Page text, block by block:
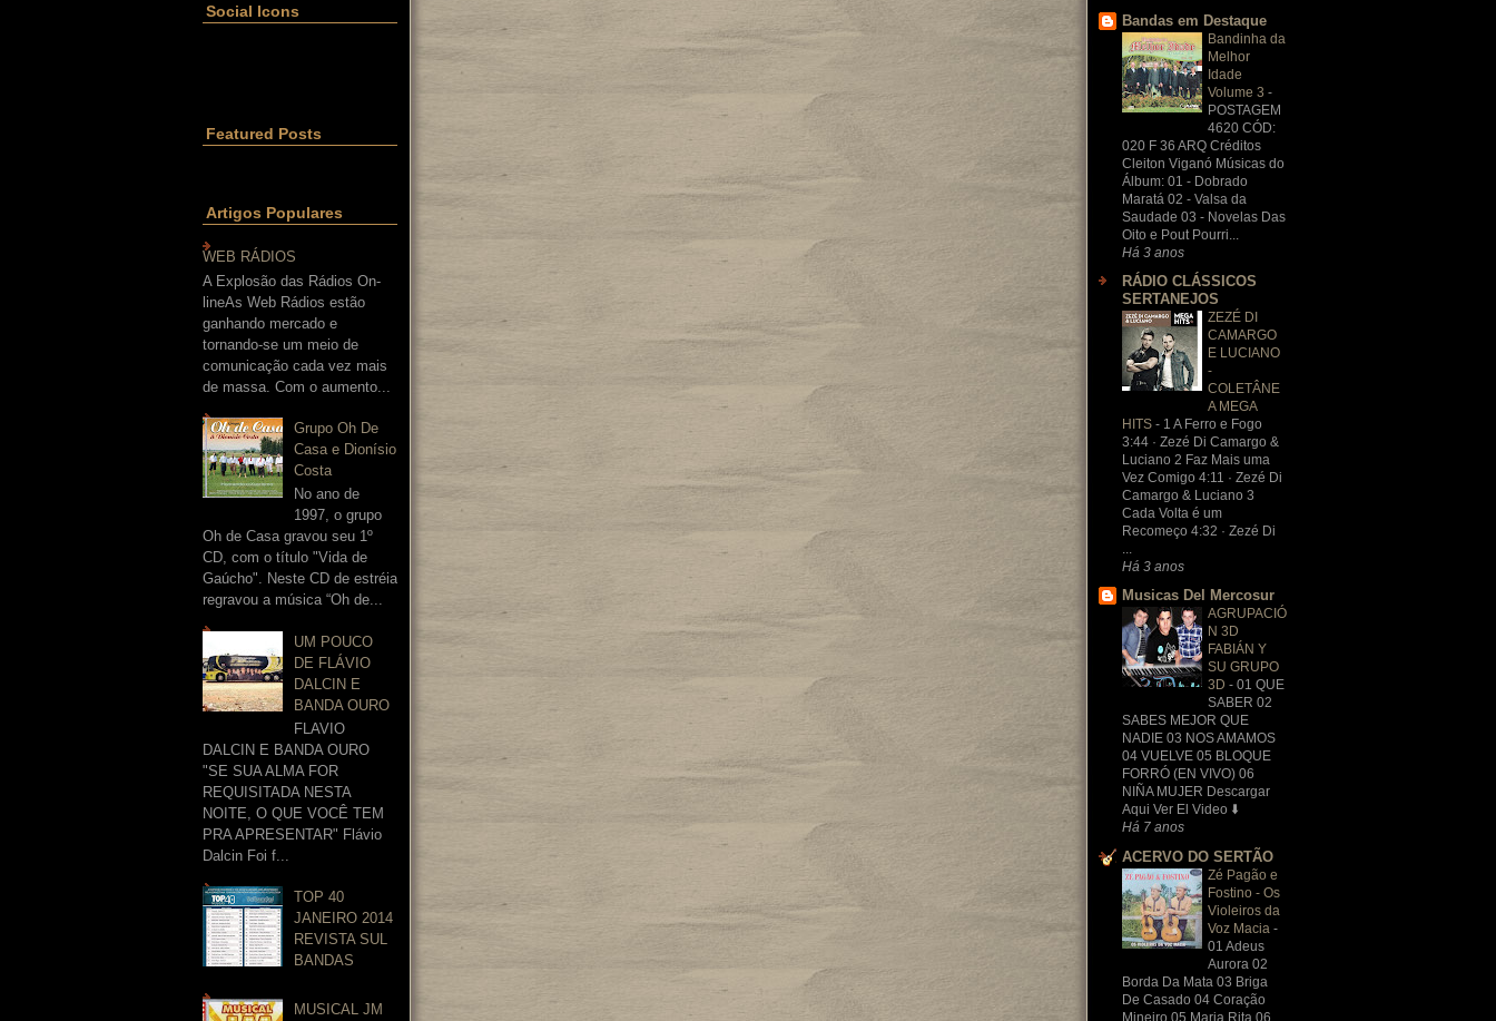
Social Icons
Featured Posts
Artigos Populares
WEB RÁDIOS
A Explosão das Rádios On-
lineAs Web Rádios estão
ganhando mercado e
tornando-se um meio de
comunicação cada vez mais
de massa. Com o aumento...
Grupo Oh De
Casa e Dionísio
Costa
No ano de
1997, o grupo
Oh de Casa gravou seu 1º
CD, com o título "Vida de
Gaúcho". Neste CD de estréia
regravou a música “Oh de...
UM POUCO
DE FLÁVIO
DALCIN E
BANDA OURO
FLAVIO
DALCIN E BANDA OURO
"SE SUA ALMA FOR
REQUISITADA NESTA
NOITE, O QUE VOCÊ TEM
PRA APRESENTAR" Flávio
Dalcin Foi f...
TOP 40
JANEIRO 2014
REVISTA SUL
BANDAS
MUSICAL JM
Bandas em Destaque
Bandinha da
Melhor
Idade
Volume 3 -
POSTAGEM
4620 CÓD:
020 F 36 ARQ Créditos
Cleiton Viganó Músicas do
Álbum: 01 - Dobrado
Maratá 02 - Valsa da
Saudade 03 - Novelas Das
Oito e Pout Pourri...
Há 3 anos
RÁDIO CLÁSSICOS
SERTANEJOS
ZEZÉ DI
CAMARGO
E LUCIANO
-
COLETÂNE
A MEGA
HITS - 1 A Ferro e Fogo
3:44 · Zezé Di Camargo &
Luciano 2 Faz Mais uma
Vez Comigo 4:11 · Zezé Di
Camargo & Luciano 3
Cada Volta é um
Recomeço 4:32 · Zezé Di
...
Há 3 anos
Musicas Del Mercosur
AGRUPACIÓ
N 3D
FABIÁN Y
SU GRUPO
3D - 01 QUE
SABER 02
SABES MEJOR QUE
NADIE 03 NOS AMAMOS
04 VUELVE 05 BLOQUE
FORRÓ (EN VIVO) 06
NIÑA MUJER Descargar
Aqui Ver El Video ⬇️
Há 7 anos
ACERVO DO SERTÃO
Zé Pagão e
Fostino - Os
Violeiros da
Voz Macia -
01 Adeus
Aurora 02
Borda Da Mata 03 Briga
De Casado 04 Coração
Mineiro 05 Maria Rita 06